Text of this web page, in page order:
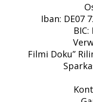
Iban: DE07
BIC:
Filmi Doku”